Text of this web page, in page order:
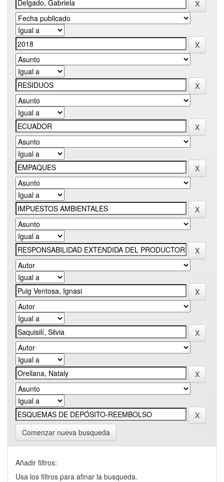
Comenzar nueva busqueda
Añadir filtros:
Usa los filtros para afinar la busqueda.